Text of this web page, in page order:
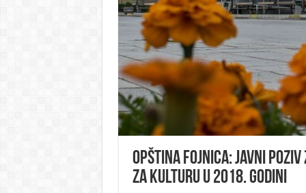
Opština Fojnica: Javni
za kulturu u 2018. godini